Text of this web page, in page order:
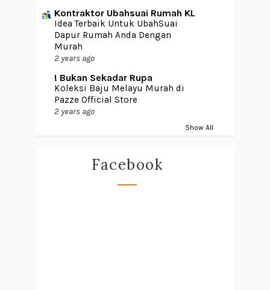
Kontraktor Ubahsuai Rumah KL
Idea Terbaik Untuk UbahSuai
Dapur Rumah Anda Dengan
Murah
2 years ago
! Bukan Sekadar Rupa
Koleksi Baju Melayu Murah di
Pazze Official Store
2 years ago
Show All
Facebook